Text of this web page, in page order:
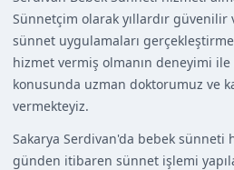
Sünnetçim olarak yıllardır
sünnet uygulamaları
hizmet vermiş olmanın deneyimi
konusunda uzman doktorumuz ve
vermekteyiz.
Sakarya Serdivan'da bebek sünneti
günden itibaren sünnet işlemi